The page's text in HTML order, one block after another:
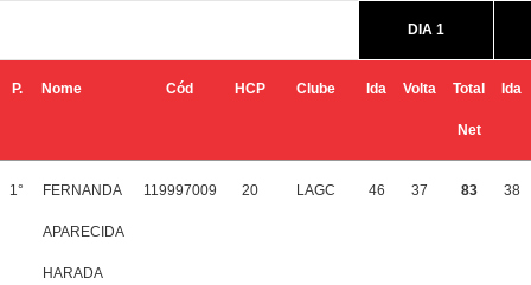
DIA 1
P. Nome Cód HCP Clube Ida Volta Total
Net
Ida
1° FERNANDA
APARECIDA
HARADA
119997009 20 LAGC 46 37 83 38